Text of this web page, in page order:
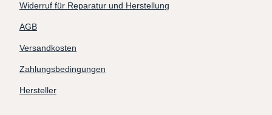
Widerruf für Reparatur und Herstellung
AGB
Versandkosten
Zahlungsbedingungen
Hersteller